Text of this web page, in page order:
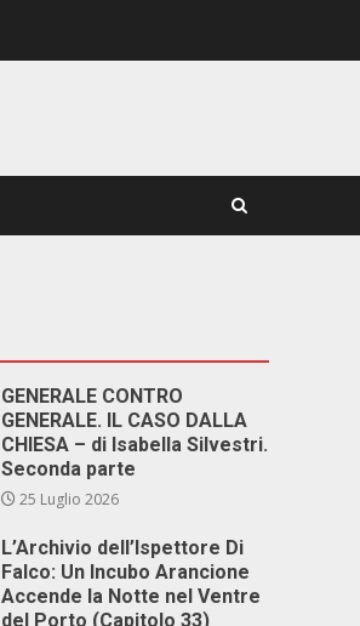
GENERALE CONTRO
GENERALE. IL CASO DALLA
CHIESA – di Isabella Silvestri.
Seconda parte
25 Luglio 2026
L’Archivio dell’Ispettore Di
Falco: Un Incubo Arancione
Accende la Notte nel Ventre
del Porto (Capitolo 33)